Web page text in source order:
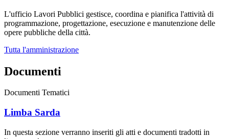
L'ufficio Lavori Pubblici gestisce, coordina e pianifica l'attività di
programmazione, progettazione, esecuzione e manutenzione delle
opere pubbliche della città.
Tutta l'amministrazione
Documenti
Documenti Tematici
Limba Sarda
In questa sezione verranno inseriti gli atti e documenti tradotti in